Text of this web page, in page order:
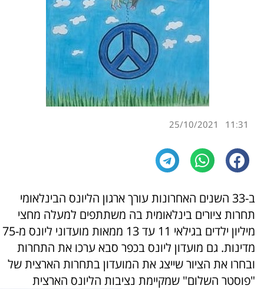
11:31
25/10/2021
ב-33 השנים האחרונות עורך ארגון הליונס הבינלאומי
תחרות ציורים בינלאומית בה משתתפים למעלה מחצי
מיליון ילדים בגילאי 11 עד 13 ממאות מועדוני ליונס מ-75
מדינות. גם מועדון ליונס בכפר סבא ערכו את התחרות
ובחרו את הציור שייצג את המועדון בתחרות הארצית של
"פוסטר השלום" שמקיימת נציבות הליונס הארצית